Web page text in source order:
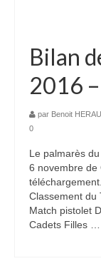
Bilan
2016
par Benoit
0
Le palmarès
6 novembre de
Classement du
Match pistolet
Cadets Filles …